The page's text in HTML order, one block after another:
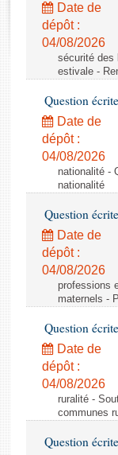
Rapports
Rapports sur
Baromètre de
Dossiers
Budget et
Questions
Comptes rendus
Date de
dépôt :
04/08/2026
sécurité des
estivale -
Question
Date de
dépôt :
04/08/2026
nationalité -
nationalité
Question
Date de
dépôt :
04/08/2026
professions
maternels -
Question
Date de
dépôt :
04/08/2026
ruralité -
communes
Question